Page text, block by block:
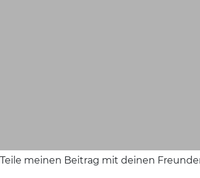
Teile meinen Beitrag mit deinen